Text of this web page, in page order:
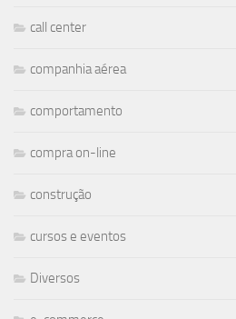
call center
companhia aérea
comportamento
compra on-line
construção
cursos e eventos
Diversos